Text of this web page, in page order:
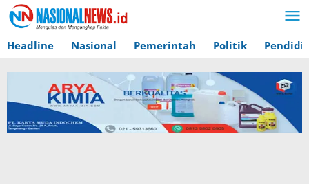
Lewati
ke
konten
Headline Nasional Pemerintah Politik